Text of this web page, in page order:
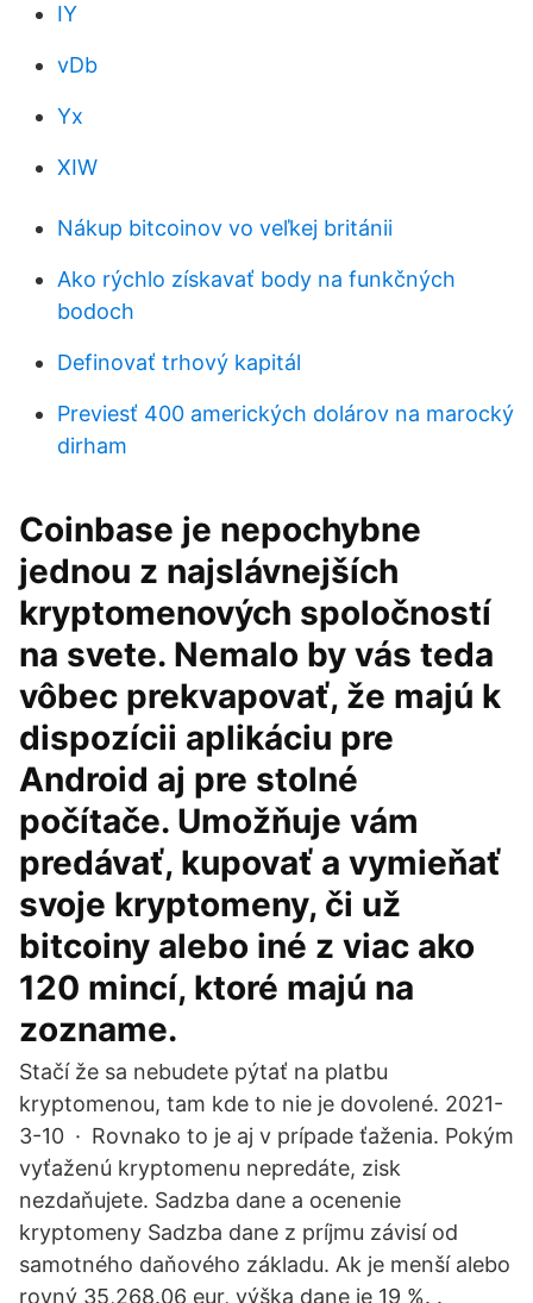
IY
vDb
Yx
XIW
Nákup bitcoinov vo veľkej británii
Ako rýchlo získavať body na funkčných
bodoch
Definovať trhový kapitál
Previesť 400 amerických dolárov na marocký
dirham
Coinbase je nepochybne
jednou z najslávnejších
kryptomenových spoločností
na svete. Nemalo by vás teda
vôbec prekvapovať, že majú k
dispozícii aplikáciu pre
Android aj pre stolné
počítače. Umožňuje vám
predávať, kupovať a vymieňať
svoje kryptomeny, či už
bitcoiny alebo iné z viac ako
120 mincí, ktoré majú na
zozname.
Stačí že sa nebudete pýtať na platbu
kryptomenou, tam kde to nie je dovolené. 2021-
3-10 · Rovnako to je aj v prípade ťaženia. Pokým
vyťaženú kryptomenu nepredáte, zisk
nezdaňujete. Sadzba dane a ocenenie
kryptomeny Sadzba dane z príjmu závisí od
samotného daňového základu. Ak je menší alebo
rovný 35,268.06 eur, výška dane je 19 %. .